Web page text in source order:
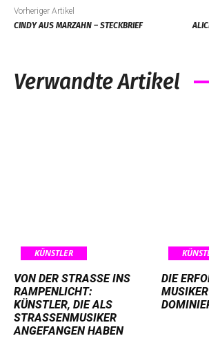
Vorheriger Artikel
CINDY AUS MARZAHN – STECKBRIEF
Verwandte Artikel
KÜNSTLER
VON DER STRASSE INS R
AMPENLICHT: K
ÜNSTLER, DIE ALS S
TRASSENMUSIKER AN
GEFANGEN HABEN
DIE